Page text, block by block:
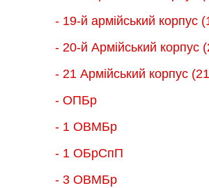
- 19-й армійський корпус
- 20-й Армійський корпус
- 21 Армійський корпус
- ОПБр
- 1 ОВМБр
- 1 ОБрСпП
- 3 ОВМБр